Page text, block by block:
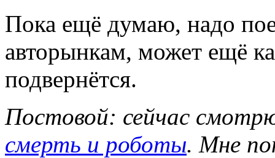
Пока ещё думаю, надо
авторынкам, может ещё
подвернётся.
Постовой: сейчас
смерть и роботы. Мне